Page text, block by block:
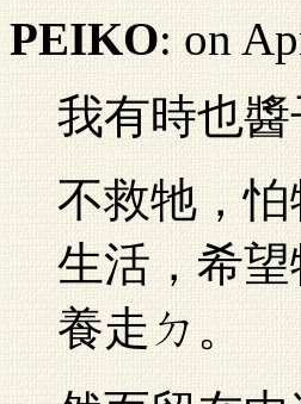
PEIKO: on
我有時也
不救牠，
生活，希
養走ㄉ。